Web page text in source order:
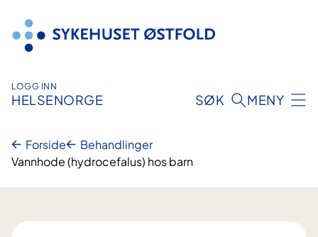
innhold
LOGG INN
HELSENORGE SØK MENY
Forside
Behandlinger
Vannhode (hydrocefalus) hos barn